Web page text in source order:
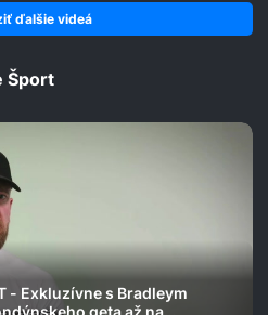
ďalšie videá
Šport
- Exkluzívne s Bradleym